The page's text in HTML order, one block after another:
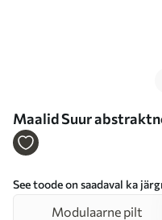
Maalid Suur
See toode on saadaval ka
Modulaarne pilt